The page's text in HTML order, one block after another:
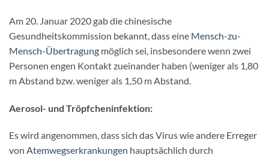
Am 20. Januar 2020 gab die chinesische
Gesundheitskommission bekannt, dass eine Mensch-zu-
Mensch-Übertragung möglich sei, insbesondere wenn zwei
Personen engen Kontakt zueinander haben (weniger als 1,80
m Abstand bzw. weniger als 1,50 m Abstand.
Aerosol- und Tröpfcheninfektion:
Es wird angenommen, dass sich das Virus wie andere Erreger
von Atemwegserkrankungen hauptsächlich durch